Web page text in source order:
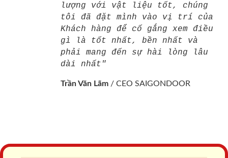
lượng với vật liệu tốt, chúng
tôi đã đặt mình vào vị trí của
Khách hàng để cố gắng xem điều
gì là tốt nhất, bền nhất và
phải mang đến sự hài lòng lâu
dài nhất"
Trần Văn Lãm / CEO SAIGONDOOR